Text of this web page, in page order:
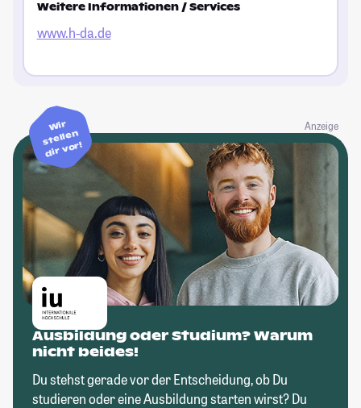
Weitere Informationen / Services
www.h-da.de
Anzeige
Wir
stellen
dir vor!
Ausbildung oder Studium? Warum
nicht beides!
Du stehst gerade vor der Entscheidung, ob Du
studieren oder eine Ausbildung starten wirst? Du